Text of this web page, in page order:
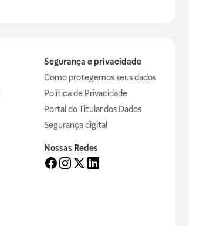
Segurança e privacidade
Como protegemos seus dados
Política de Privacidade
Portal do Titular dos Dados
Segurança digital
Nossas Redes